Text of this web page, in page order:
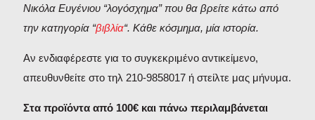
Νικόλα Ευγένιου “λογόσχημα” που θα βρείτε κάτω από
την κατηγορία “βιβλία“. Κάθε κόσμημα, μία ιστορία.
Αν ενδιαφέρεστε για το συγκεκριμένο αντικείμενο,
απευθυνθείτε στο τηλ 210-9858017 ή στείλτε μας μήνυμα.
Στα προϊόντα από 100€ και πάνω περιλαμβάνεται